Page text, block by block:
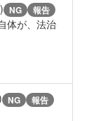
NG 報告
体が、法治
NG 報告